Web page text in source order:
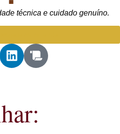
técnica e cuidado genuíno.